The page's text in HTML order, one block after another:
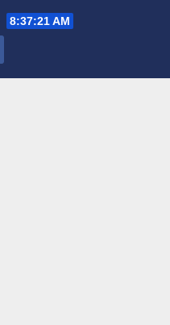
8:37:22 AM